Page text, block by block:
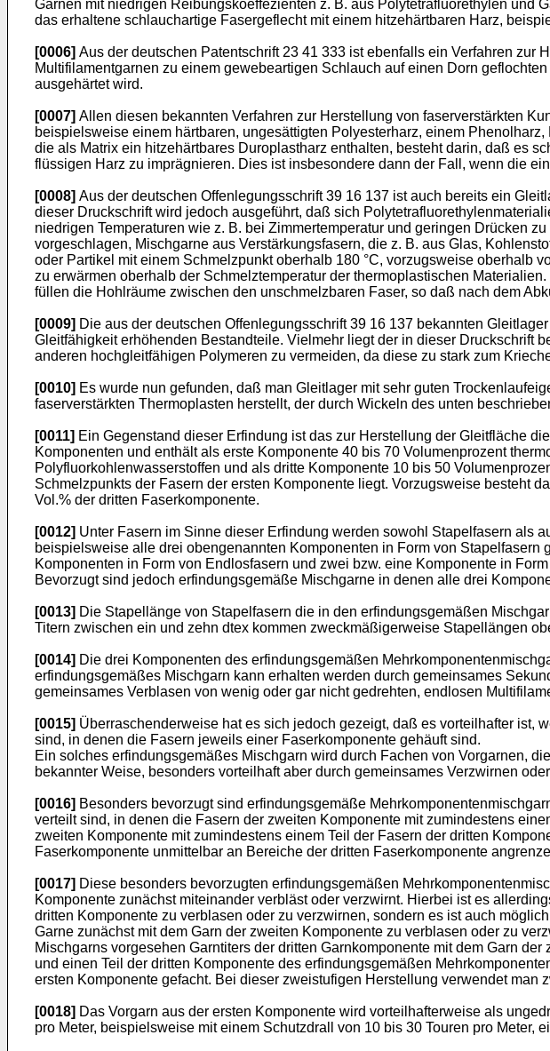
Garnen mit niedrigen Reibungskoeffezienten z. B. aus Polytetrafluorethylen und
das erhaltene schlauchartige Fasergeflecht mit einem hitzehärtbaren Harz,
[0006] Aus der deutschen Patentschrift 23 41 333 ist ebenfalls ein Verfahren
Multifilamentgarnen zu einem gewebeartigen Schlauch auf einen Dorn
ausgehärtet wird.
[0007] Allen diesen bekannten Verfahren zur Herstellung von faserverstärkten
beispielsweise einem härtbaren, ungesättigten Polyesterharz, einem
die als Matrix ein hitzehärtbares Duroplastharz enthalten, besteht darin, daß es
flüssigen Harz zu imprägnieren. Dies ist insbesondere dann der Fall, wenn die
[0008] Aus der deutschen Offenlegungsschrift 39 16 137 ist auch bereits ein
dieser Druckschrift wird jedoch ausgeführt, daß sich
niedrigen Temperaturen wie z. B. bei Zimmertemperatur und geringen Drücken
vorgeschlagen, Mischgarne aus Verstärkungsfasern, die z. B. aus Glas,
oder Partikel mit einem Schmelzpunkt oberhalb 180 °C, vorzugsweise oberhalb
zu erwärmen oberhalb der Schmelztemperatur der thermoplastischen
füllen die Hohlräume zwischen den unschmelzbaren Faser, so daß nach dem
[0009] Die aus der deutschen Offenlegungsschrift 39 16 137 bekannten
Gleitfähigkeit erhöhenden Bestandteile. Vielmehr liegt der in dieser Druckschrift
anderen hochgleitfähigen Polymeren zu vermeiden, da diese zu stark zum
[0010] Es wurde nun gefunden, daß man Gleitlager mit sehr guten
faserverstärkten Thermoplasten herstellt, der durch Wickeln des unten
[0011] Ein Gegenstand dieser Erfindung ist das zur Herstellung der Gleitfläche
Komponenten und enthält als erste Komponente 40 bis 70 Volumenprozent
Polyfluorkohlenwasserstoffen und als dritte Komponente 10 bis 50
Schmelzpunkts der Fasern der ersten Komponente liegt. Vorzugsweise besteht
Vol.% der dritten Faserkomponente.
[0012] Unter Fasern im Sinne dieser Erfindung werden sowohl Stapelfasern als
beispielsweise alle drei obengenannten Komponenten in Form von
Komponenten in Form von Endlosfasern und zwei bzw. eine Komponente in
Bevorzugt sind jedoch erfindungsgemäße Mischgarne in denen alle drei
[0013] Die Stapellänge von Stapelfasern die in den erfindungsgemäßen
Titern zwischen ein und zehn dtex kommen zweckmäßigerweise Stapellängen
[0014] Die drei Komponenten des erfindungsgemäßen
erfindungsgemäßes Mischgarn kann erhalten werden durch gemeinsames
gemeinsames Verblasen von wenig oder gar nicht gedrehten, endlosen
[0015] Überraschenderweise hat es sich jedoch gezeigt, daß es vorteilhafter ist,
sind, in denen die Fasern jeweils einer Faserkomponente gehäuft sind.
Ein solches erfindungsgemäßes Mischgarn wird durch Fachen von Vorgarnen,
bekannter Weise, besonders vorteilhaft aber durch gemeinsames Verzwirnen
[0016] Besonders bevorzugt sind erfindungsgemäße
verteilt sind, in denen die Fasern der zweiten Komponente mit zumindestens
zweiten Komponente mit zumindestens einem Teil der Fasern der dritten
Faserkomponente unmittelbar an Bereiche der dritten Faserkomponente
[0017] Diese besonders bevorzugten erfindungsgemäßen
Komponente zunächst miteinander verbläst oder verzwirnt. Hierbei ist es
dritten Komponente zu verblasen oder zu verzwirnen, sondern es ist auch
Garne zunächst mit dem Garn der zweiten Komponente zu verblasen oder zu
Mischgarns vorgesehen Garntiters der dritten Garnkomponente mit dem Garn
und einen Teil der dritten Komponente des erfindungsgemäßen
ersten Komponente gefacht. Bei dieser zweistufigen Herstellung verwendet
[0018] Das Vorgarn aus der ersten Komponente wird vorteilhafterweise als
pro Meter, beispielsweise mit einem Schutzdrall von 10 bis 30 Touren pro Meter,